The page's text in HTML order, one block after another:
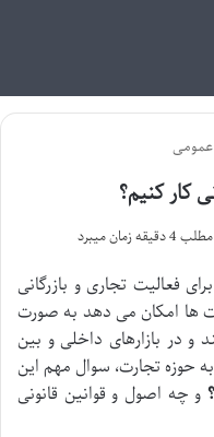
عمومی
کار کنیم؟
زمان میبرد
فعالیت تجاری و بازرگانی
ها امکان می دهد به صورت
و در بازارهای داخلی و بین
به حوزه تجارت، سوال مهم این
و چه اصول و قوانین قانونی